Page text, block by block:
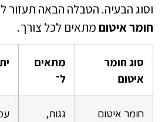
וסוג הבעיה. הטבלה הבאה תעזור
חומר איטוםמתאים לכל צורך.
סוג חומר
איטום
מתאים
ל־
חומר איטום
גגות,